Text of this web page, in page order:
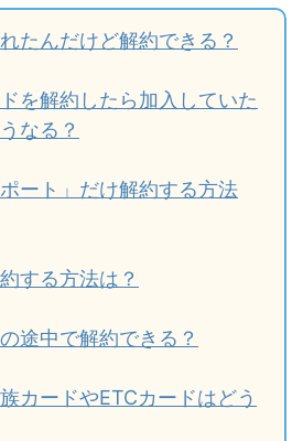
たんだけど解約できる？
を解約したら加入していた
なる？
ポート」だけ解約する方法
する方法は？
途中で解約できる？
カードやETCカードはどう